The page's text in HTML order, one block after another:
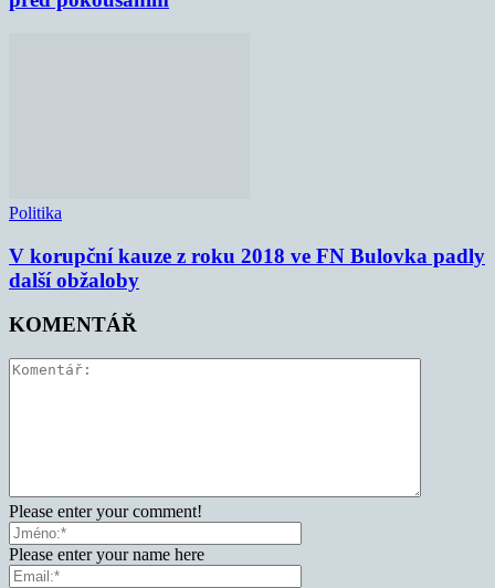
Politika
V korupční kauze z roku 2018 ve FN Bulovka padly
další obžaloby
KOMENTÁŘ
Please enter your comment!
Please enter your name here